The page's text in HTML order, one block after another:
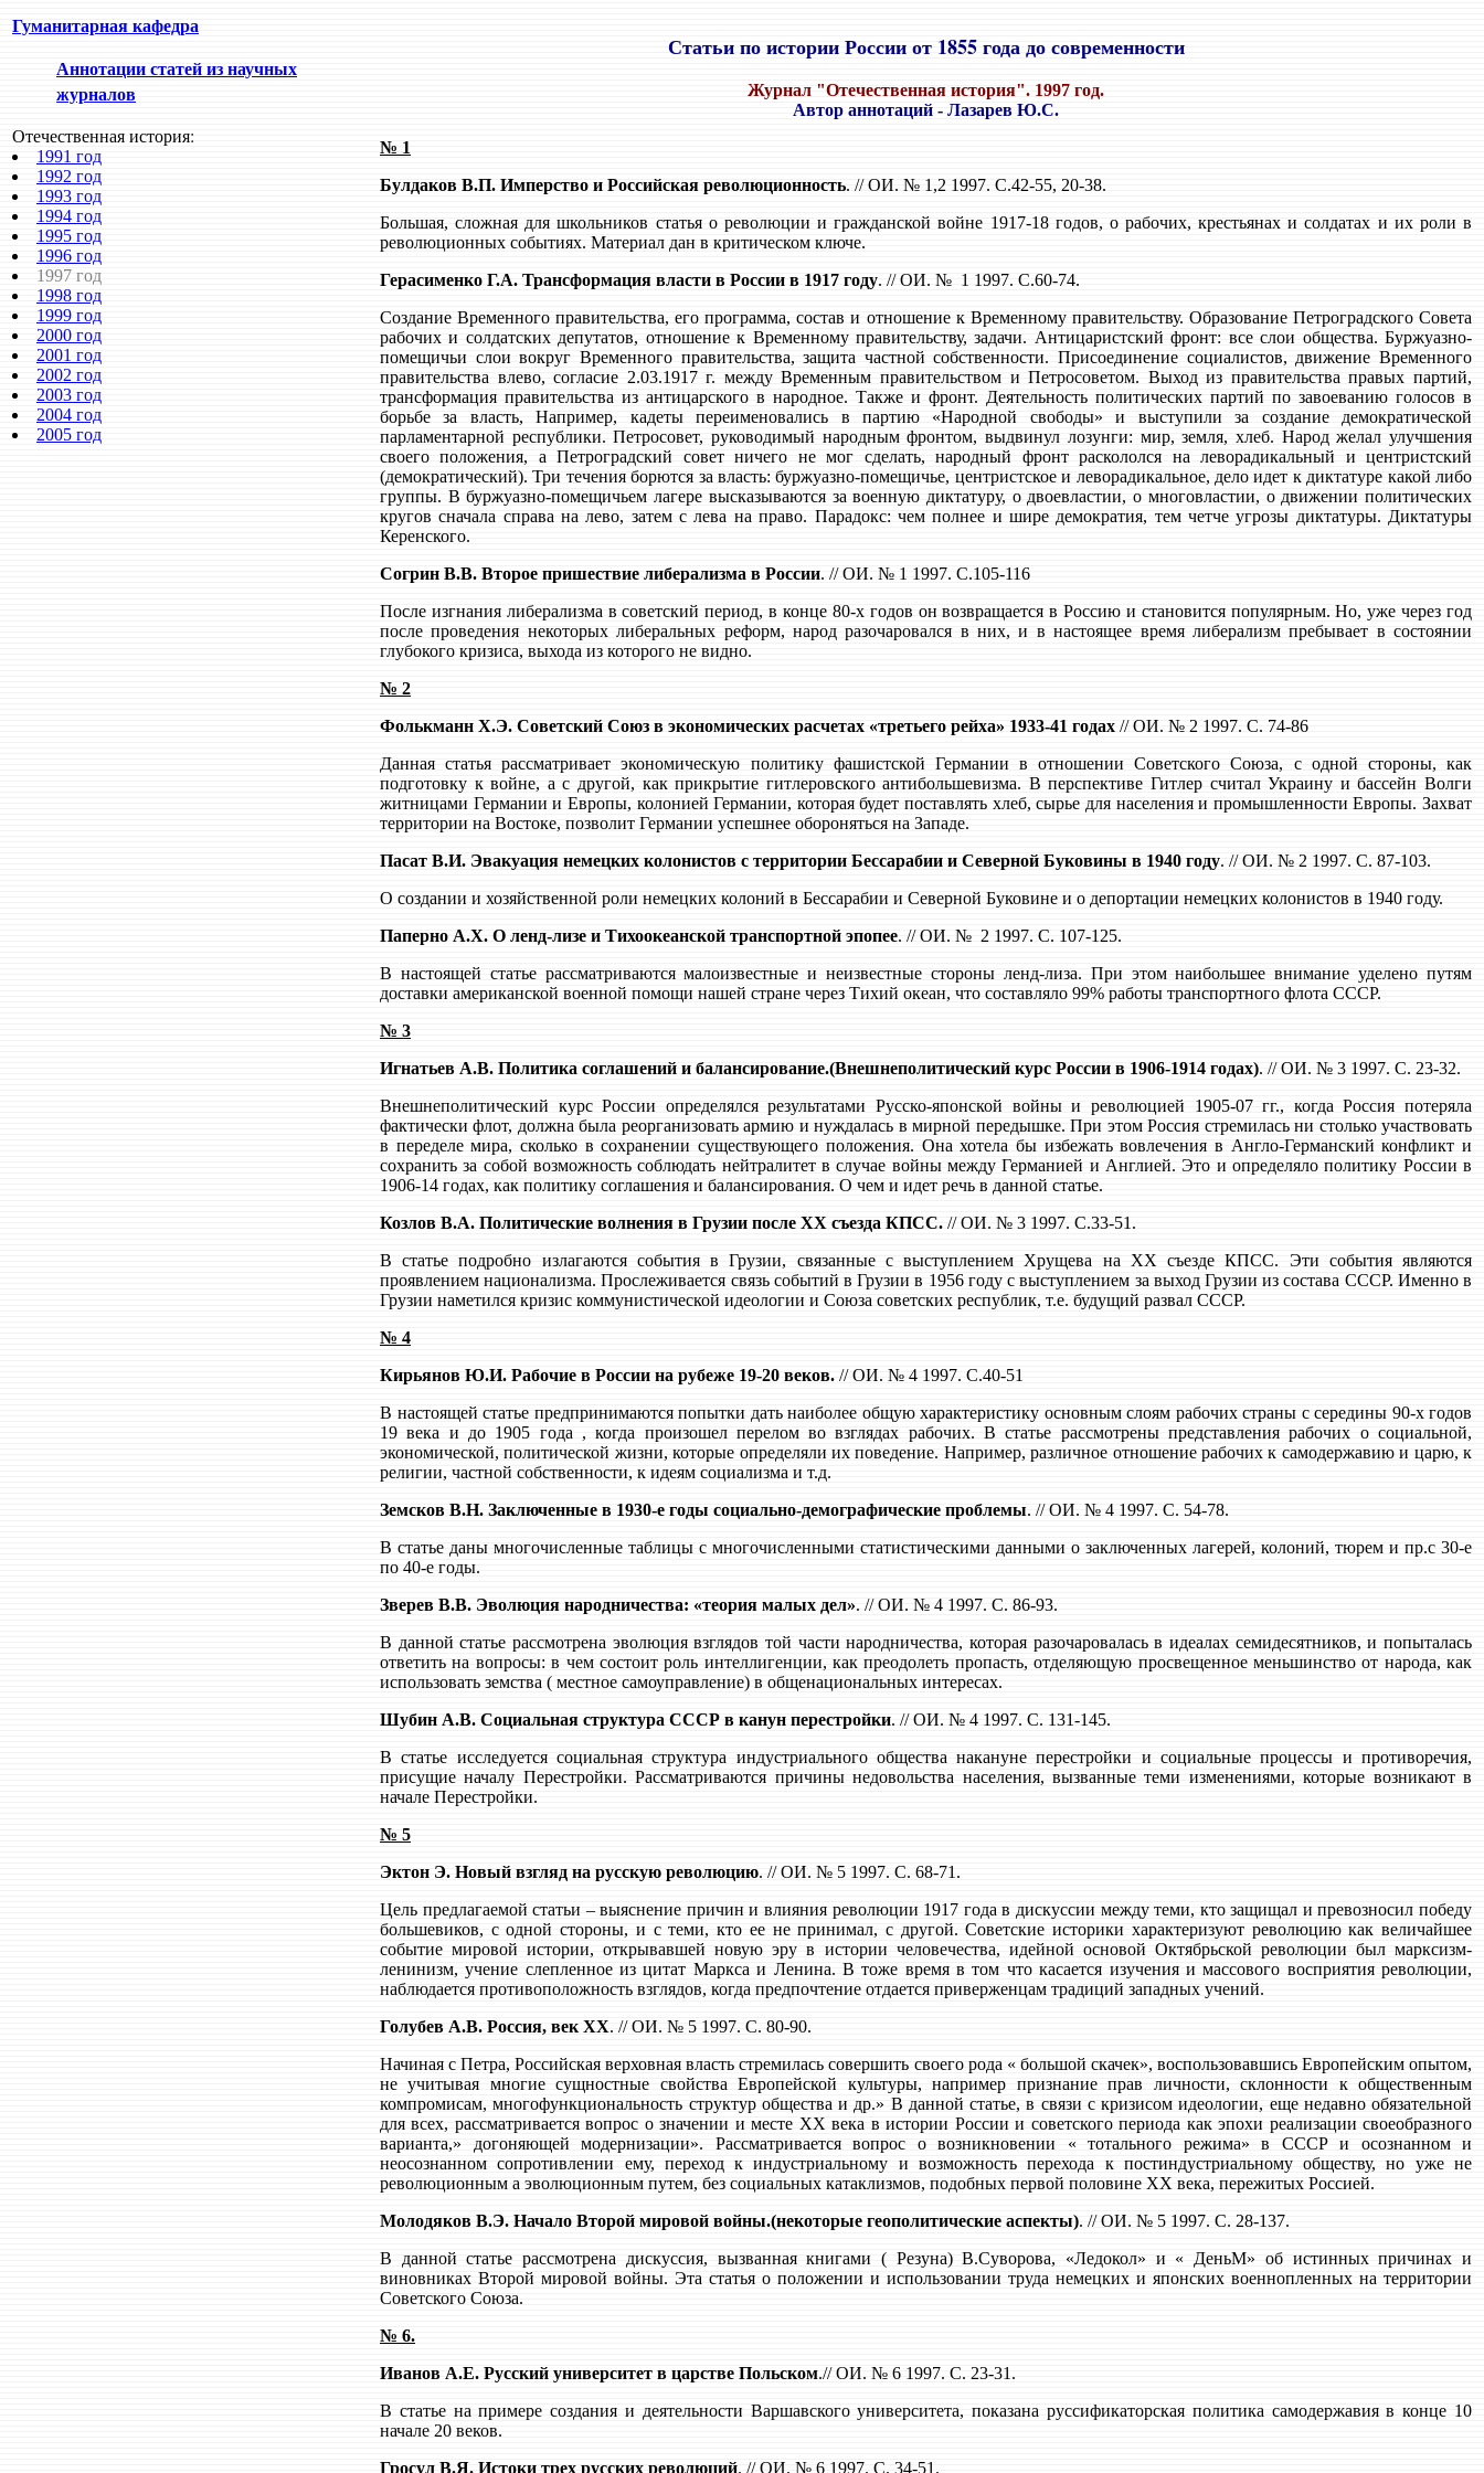
Гуманитарная кафедра
Аннотации статей из научных
журналов
Отечественная история:
1991 год
1992 год
1993 год
1994 год
1995 год
1996 год
1997 год
1998 год
1999 год
2000 год
2001 год
2002 год
2003 год
2004 год
2005 год
Статьи по истории России от 1855 года до современности
Журнал "Отечественная история". 1997 год.
Автор аннотаций - Лазарев Ю.С.
№ 1
Булдаков В.П. Имперство и Российская революционность. // ОИ. № 1,2 1997. С.42-55, 20-38.
Большая, сложная для школьников статья о революции и гражданской войне 1917-18 годов, о рабочих, крестьянах и солдатах и их роли в
революционных событиях. Материал дан в критическом ключе.
Герасименко Г.А. Трансформация власти в России в 1917 году. // ОИ. № 1 1997. С.60-74.
Создание Временного правительства, его программа, состав и отношение к Временному правительству. Образование Петроградского Совета
рабочих и солдатских депутатов, отношение к Временному правительству, задачи. Антицаристский фронт: все слои общества. Буржуазно-
помещичьи слои вокруг Временного правительства, защита частной собственности. Присоединение социалистов, движение Временного
правительства влево, согласие 2.03.1917 г. между Временным правительством и Петросоветом. Выход из правительства правых партий,
трансформация правительства из антицарского в народное. Также и фронт. Деятельность политических партий по завоеванию голосов в
борьбе за власть, Например, кадеты переименовались в партию «Народной свободы» и выступили за создание демократической
парламентарной республики. Петросовет, руководимый народным фронтом, выдвинул лозунги: мир, земля, хлеб. Народ желал улучшения
своего положения, а Петроградский совет ничего не мог сделать, народный фронт раскололся на леворадикальный и центристский
(демократический). Три течения борются за власть: буржуазно-помещичье, центристское и леворадикальное, дело идет к диктатуре какой либо
группы. В буржуазно-помещичьем лагере высказываются за военную диктатуру, о двоевластии, о многовластии, о движении политических
кругов сначала справа на лево, затем с лева на право. Парадокс: чем полнее и шире демократия, тем четче угрозы диктатуры. Диктатуры
Керенского.
Согрин В.В. Второе пришествие либерализма в России. // ОИ. № 1 1997. С.105-116
После изгнания либерализма в советский период, в конце 80-х годов он возвращается в Россию и становится популярным. Но, уже через год
после проведения некоторых либеральных реформ, народ разочаровался в них, и в настоящее время либерализм пребывает в состоянии
глубокого кризиса, выхода из которого не видно.
№ 2
Фолькманн Х.Э. Советский Союз в экономических расчетах «третьего рейха» 1933-41 годах // ОИ. № 2 1997. С. 74-86
Данная статья рассматривает экономическую политику фашистской Германии в отношении Советского Союза, с одной стороны, как
подготовку к войне, а с другой, как прикрытие гитлеровского антибольшевизма. В перспективе Гитлер считал Украину и бассейн Волги
житницами Германии и Европы, колонией Германии, которая будет поставлять хлеб, сырье для населения и промышленности Европы. Захват
территории на Востоке, позволит Германии успешнее обороняться на Западе.
Пасат В.И. Эвакуация немецких колонистов с территории Бессарабии и Северной Буковины в 1940 году. // ОИ. № 2 1997. С. 87-103.
О создании и хозяйственной роли немецких колоний в Бессарабии и Северной Буковине и о депортации немецких колонистов в 1940 году.
Паперно А.Х. О ленд-лизе и Тихоокеанской транспортной эпопее. // ОИ. № 2 1997. С. 107-125.
В настоящей статье рассматриваются малоизвестные и неизвестные стороны ленд-лиза. При этом наибольшее внимание уделено путям
доставки американской военной помощи нашей стране через Тихий океан, что составляло 99% работы транспортного флота СССР.
№ 3
Игнатьев А.В. Политика соглашений и балансирование.(Внешнеполитический курс России в 1906-1914 годах). // ОИ. № 3 1997. С. 23-32.
Внешнеполитический курс России определялся результатами Русско-японской войны и революцией 1905-07 гг., когда Россия потеряла
фактически флот, должна была реорганизовать армию и нуждалась в мирной передышке. При этом Россия стремилась ни столько участвовать
в переделе мира, сколько в сохранении существующего положения. Она хотела бы избежать вовлечения в Англо-Германский конфликт и
сохранить за собой возможность соблюдать нейтралитет в случае войны между Германией и Англией. Это и определяло политику России в
1906-14 годах, как политику соглашения и балансирования. О чем и идет речь в данной статье.
Козлов В.А. Политические волнения в Грузии после ХХ съезда КПСС. // ОИ. № 3 1997. С.33-51.
В статье подробно излагаются события в Грузии, связанные с выступлением Хрущева на ХХ съезде КПСС. Эти события являются
проявлением национализма. Прослеживается связь событий в Грузии в 1956 году с выступлением за выход Грузии из состава СССР. Именно в
Грузии наметился кризис коммунистической идеологии и Союза советских республик, т.е. будущий развал СССР.
№ 4
Кирьянов Ю.И. Рабочие в России на рубеже 19-20 веков. // ОИ. № 4 1997. С.40-51
В настоящей статье предпринимаются попытки дать наиболее общую характеристику основным слоям рабочих страны с середины 90-х годов
19 века и до 1905 года , когда произошел перелом во взглядах рабочих. В статье рассмотрены представления рабочих о социальной,
экономической, политической жизни, которые определяли их поведение. Например, различное отношение рабочих к самодержавию и царю, к
религии, частной собственности, к идеям социализма и т.д.
Земсков В.Н. Заключенные в 1930-е годы социально-демографические проблемы. // ОИ. № 4 1997. С. 54-78.
В статье даны многочисленные таблицы с многочисленными статистическими данными о заключенных лагерей, колоний, тюрем и пр.с 30-е
по 40-е годы.
Зверев В.В. Эволюция народничества: «теория малых дел». // ОИ. № 4 1997. С. 86-93.
В данной статье рассмотрена эволюция взглядов той части народничества, которая разочаровалась в идеалах семидесятников, и попыталась
ответить на вопросы: в чем состоит роль интеллигенции, как преодолеть пропасть, отделяющую просвещенное меньшинство от народа, как
использовать земства ( местное самоуправление) в общенациональных интересах.
Шубин А.В. Социальная структура СССР в канун перестройки. // ОИ. № 4 1997. С. 131-145.
В статье исследуется социальная структура индустриального общества накануне перестройки и социальные процессы и противоречия,
присущие началу Перестройки. Рассматриваются причины недовольства населения, вызванные теми изменениями, которые возникают в
начале Перестройки.
№ 5
Эктон Э. Новый взгляд на русскую революцию. // ОИ. № 5 1997. С. 68-71.
Цель предлагаемой статьи – выяснение причин и влияния революции 1917 года в дискуссии между теми, кто защищал и превозносил победу
большевиков, с одной стороны, и с теми, кто ее не принимал, с другой. Советские историки характеризуют революцию как величайшее
событие мировой истории, открывавшей новую эру в истории человечества, идейной основой Октябрьской революции был марксизм-
ленинизм, учение слепленное из цитат Маркса и Ленина. В тоже время в том что касается изучения и массового восприятия революции,
наблюдается противоположность взглядов, когда предпочтение отдается приверженцам традиций западных учений.
Голубев А.В. Россия, век ХХ. // ОИ. № 5 1997. С. 80-90.
Начиная с Петра, Российская верховная власть стремилась совершить своего рода « большой скачек», воспользовавшись Европейским опытом,
не учитывая многие сущностные свойства Европейской культуры, например признание прав личности, склонности к общественным
компромисам, многофункциональность структур общества и др.» В данной статье, в связи с кризисом идеологии, еще недавно обязательной
для всех, рассматривается вопрос о значении и месте ХХ века в истории России и советского периода как эпохи реализации своеобразного
варианта,» догоняющей модернизации». Рассматривается вопрос о возникновении « тотального режима» в СССР и осознанном и
неосознанном сопротивлении ему, переход к индустриальному и возможность перехода к постиндустриальному обществу, но уже не
революционным а эволюционным путем, без социальных катаклизмов, подобных первой половине ХХ века, пережитых Россией.
Молодяков В.Э. Начало Второй мировой войны.(некоторые геополитические аспекты). // ОИ. № 5 1997. С. 28-137.
В данной статье рассмотрена дискуссия, вызванная книгами ( Резуна) В.Суворова, «Ледокол» и « ДеньМ» об истинных причинах и
виновниках Второй мировой войны. Эта статья о положении и использовании труда немецких и японских военнопленных на территории
Советского Союза.
№ 6.
Иванов А.Е. Русский университет в царстве Польском.// ОИ. № 6 1997. С. 23-31.
В статье на примере создания и деятельности Варшавского университета, показана руссификаторская политика самодержавия в конце 10
начале 20 веков.
Гросул В.Я. Истоки трех русских революций. // ОИ. № 6 1997. С. 34-51.